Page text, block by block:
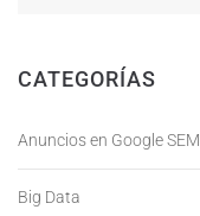
CATEGORÍAS
Anuncios en Google SEM
Big Data